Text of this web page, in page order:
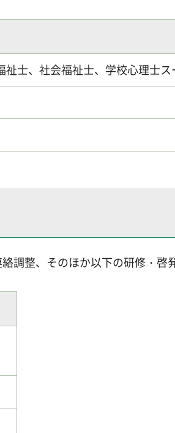
士、社会福祉士、学校心理士
調整、そのほか以下の研修・啓